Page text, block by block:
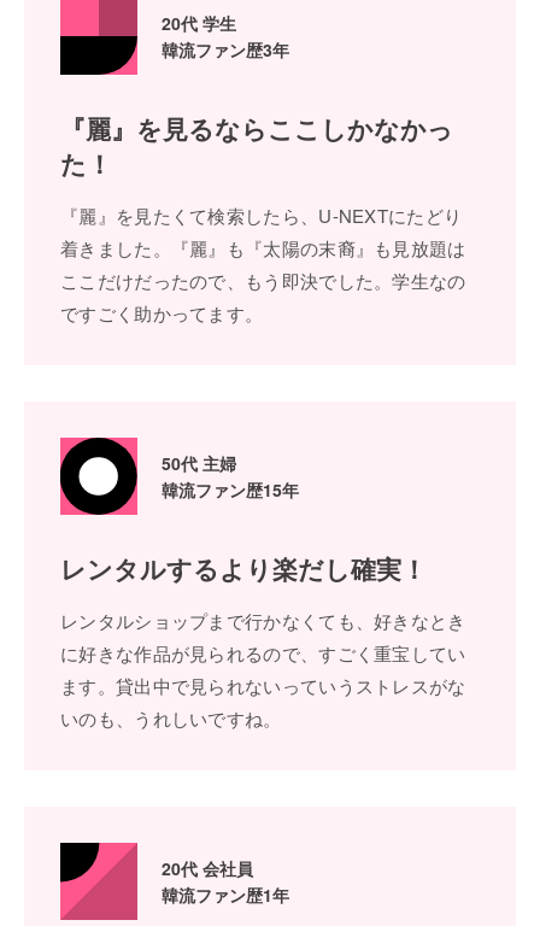
20代 学⽣
韓流ファン歴3年
『麗』を⾒るならここしかなかっ
た！
『麗』を⾒たくて検索したら、U-NEXTにたどり
着きました。『麗』も『太陽の末裔』も⾒放題は
ここだけだったので、もう即決でした。学⽣なの
ですごく助かってます。
50代 主婦
韓流ファン歴15年
レンタルするより楽だし確実！
レンタルショップまで⾏かなくても、好きなとき
に好きな作品が⾒られるので、すごく重宝してい
ます。貸出中で⾒られないっていうストレスがな
いのも、うれしいですね。
20代 会社員
韓流ファン歴1年